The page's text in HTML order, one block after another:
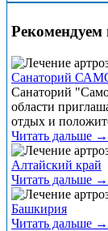
Рекомендуем
Санаторий
Санаторий
области
отдых и
Читать дальше →
Алтайский край
Читать дальше →
Башкирия
Читать дальше →